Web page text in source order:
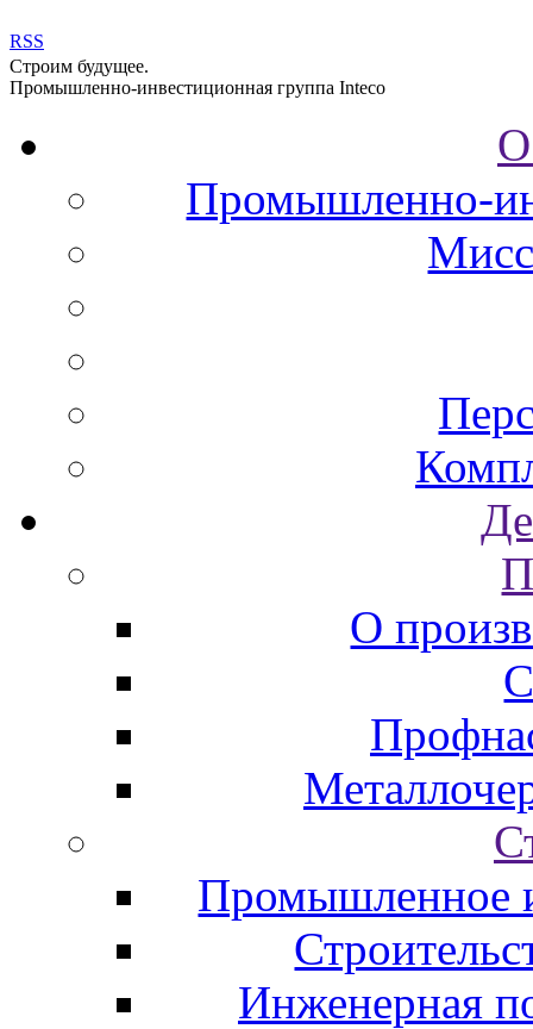
RSS
Строим будущее.
Промышленно-инвестиционная группа Inteco
Промышленно-
О
Промышленное
Инженерная